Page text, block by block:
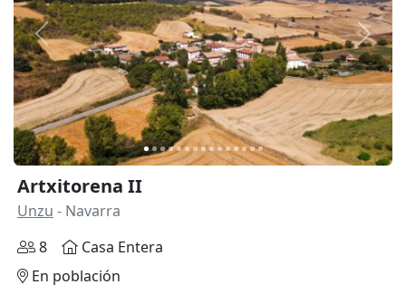
Anterior
Artxitorena II
Unzu - Navarra
8
Casa Entera
En población